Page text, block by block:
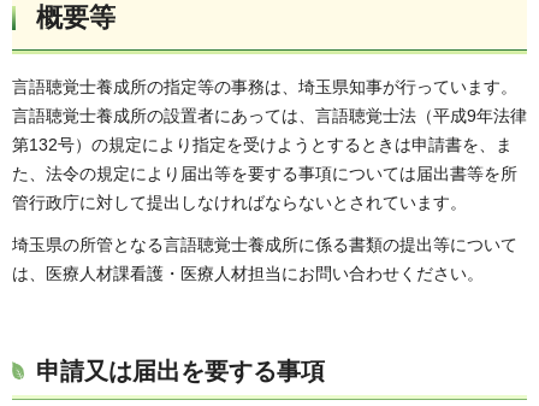
概要等
言語聴覚士養成所の指定等の事務は、埼玉県知事が行っています。
言語聴覚士養成所の設置者にあっては、言語聴覚士法（平成9年法律
第132号）の規定により指定を受けようとするときは申請書を、ま
た、法令の規定により届出等を要する事項については届出書等を所
管行政庁に対して提出しなければならないとされています。
埼玉県の所管となる言語聴覚士養成所に係る書類の提出等について
は、医療人材課看護・医療人材担当にお問い合わせください。
申請又は届出を要する事項